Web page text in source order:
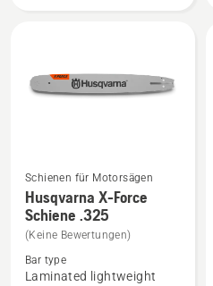
anzeigen
Mehr
Details
zu
Husqvarna
Schienen für Motorsägen
Husqvarna X-Force
Schiene .325
(Keine Bewertungen)
Bar type
Laminated lightweight